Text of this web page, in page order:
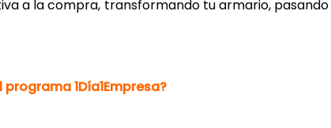
a la compra, transformando tu armario,
1Día1Empresa?